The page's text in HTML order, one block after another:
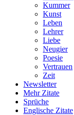
Kummer
Kunst
Leben
Lehrer
Liebe
Neugier
Poesie
Vertrauen
Zeit
Newsletter
Mehr Zitate
Sprüche
Englische Zitate